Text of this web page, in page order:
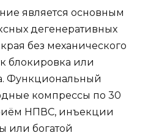
является основным
дегенеративных
без механического
блокировка или
Функциональный
компрессы по 30
НПВС, инъекции
или богатой